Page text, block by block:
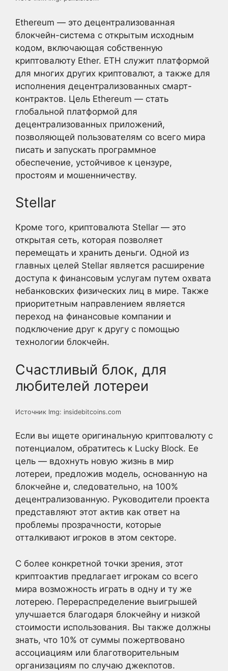
Ethereum — это децентрализованная
блокчейн-система с открытым исходным
кодом, включающая собственную
криптовалюту Ether. ETH служит платформой
для многих других криптовалют, а также для
исполнения децентрализованных смарт-
контрактов. Цель Ethereum — стать
глобальной платформой для
децентрализованных приложений,
позволяющей пользователям со всего мира
писать и запускать программное
обеспечение, устойчивое к цензуре,
простоям и мошенничеству.
Stellar
Кроме того, криптовалюта Stellar — это
открытая сеть, которая позволяет
перемещать и хранить деньги. Одной из
главных целей Stellar является расширение
доступа к финансовым услугам путем охвата
небанковских физических лиц в мире. Также
приоритетным направлением является
переход на финансовые компании и
подключение друг к другу с помощью
технологии блокчейн.
Счастливый блок, для
любителей лотереи
Источник Img: insidebitcoins.com
Если вы ищете оригинальную криптовалюту с
потенциалом, обратитесь к Lucky Block. Ее
цель — вдохнуть новую жизнь в мир
лотереи, предложив модель, основанную на
блокчейне и, следовательно, на 100%
децентрализованную. Руководители проекта
представляют этот актив как ответ на
проблемы прозрачности, которые
отталкивают игроков в этом секторе.
С более конкретной точки зрения, этот
криптоактив предлагает игрокам со всего
мира возможность играть в одну и ту же
лотерею. Перераспределение выигрышей
улучшается благодаря блокчейну и низкой
стоимости использования. Вы также должны
знать, что 10% от суммы пожертвовано
ассоциациям или благотворительным
организациям по случаю джекпотов.